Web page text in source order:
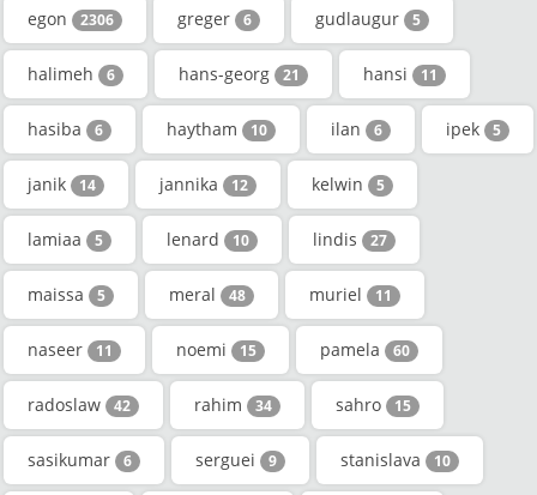
egon 2306 greger 6 gudlaugur 5
halimeh 6 hans-georg 21 hansi 11
hasiba 6 haytham 10 ilan 6 ipek 5
janik 14 jannika 12 kelwin 5
lamiaa 5 lenard 10 lindis 27
maissa 5 meral 48 muriel 11
naseer 11 noemi 15 pamela 60
radoslaw 42 rahim 34 sahro 15
sasikumar 6 serguei 9 stanislava 10